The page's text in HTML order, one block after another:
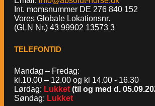
Int. momsnummer DE 276 840 152
Vores Globale Lokationsnr.
(GLN Nr.) 43 99902 13573 3
TELEFONTID
Mandag – Fredag:
kl.10.00 – 12.00 og kl 14.00 - 16.30
Lørdag: Lukket (til og med d.
Søndag: Lukket